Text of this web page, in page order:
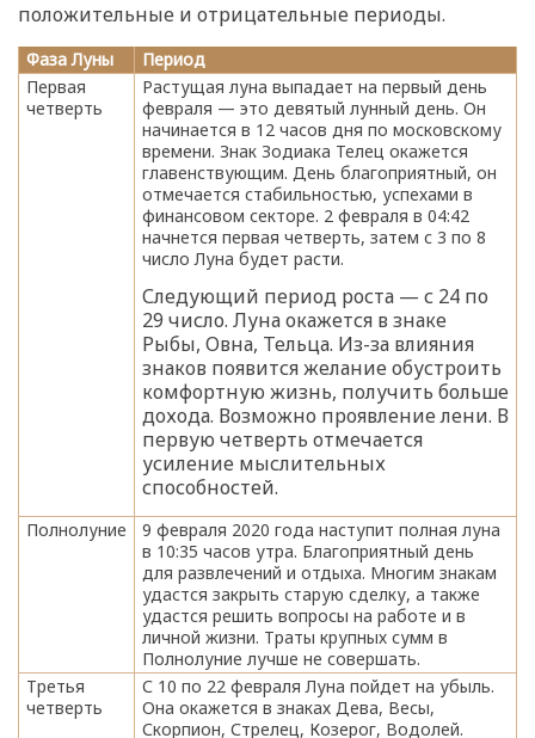
положительные и отрицательные периоды.
Фаза Луны
Период
Первая
четверть
Растущая луна выпадает на первый день
февраля — это девятый лунный день. Он
начинается в 12 часов дня по московскому
времени. Знак Зодиака Телец окажется
главенствующим. День благоприятный, он
отмечается стабильностью, успехами в
финансовом секторе. 2 февраля в 04:42
начнется первая четверть, затем с 3 по 8
число Луна будет расти.
Следующий период роста — с 24 по
29 число. Луна окажется в знаке
Рыбы, Овна, Тельца. Из-за влияния
знаков появится желание обустроить
комфортную жизнь, получить больше
дохода. Возможно проявление лени. В
первую четверть отмечается
усиление мыслительных
способностей.
Полнолуние
9 февраля 2020 года наступит полная луна
в 10:35 часов утра. Благоприятный день
для развлечений и отдыха. Многим знакам
удастся закрыть старую сделку, а также
удастся решить вопросы на работе и в
личной жизни. Траты крупных сумм в
Полнолуние лучше не совершать.
Третья
четверть
С 10 по 22 февраля Луна пойдет на убыль.
Она окажется в знаках Дева, Весы,
Скорпион, Стрелец, Козерог, Водолей.